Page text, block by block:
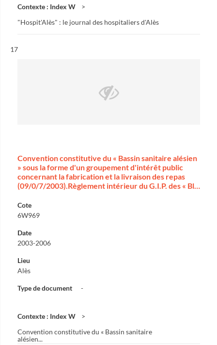
Contexte : Index W
"Hospit'Alès" : le journal des hospitaliers d'Alès
Résultat n°
17
Convention constitutive du « Bassin sanitaire alésien
» sous la forme d'un groupement d'intérêt public
concernant la fabrication et la livraison des repas
(09/0/7/2003).Règlement intérieur du G.I.P. des « Bl…
Cote
6W969
Date
2003-2006
Lieu
Alès
Type de document -
Contexte : Index W
Convention constitutive du « Bassin sanitaire
alésien...